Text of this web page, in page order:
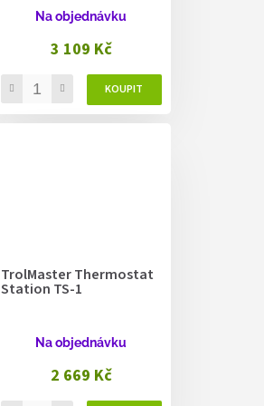
Na objednávku
3 109 Kč
TrolMaster Thermostat
Station TS-1
Na objednávku
2 669 Kč